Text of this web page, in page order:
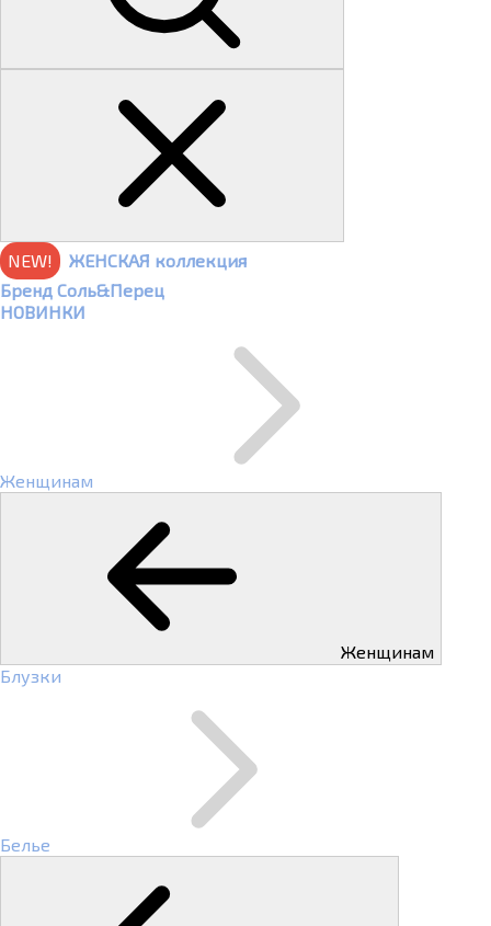
NEW!
ЖЕНСКАЯ коллекция
Бренд Соль&Перец
НОВИНКИ
Женщинам
Женщинам
Блузки
Белье